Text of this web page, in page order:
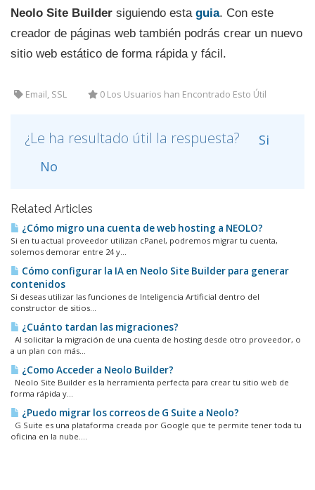
Neolo Site Builder siguiendo esta guia. Con este
creador de páginas web también podrás crear un nuevo
sitio web estático de forma rápida y fácil.
Email, SSL 0 Los Usuarios han Encontrado Esto Útil
¿Le ha resultado útil la respuesta?
Si
No
Related Articles
¿Cómo migro una cuenta de web hosting a NEOLO?
Si en tu actual proveedor utilizan cPanel, podremos migrar tu cuenta,
solemos demorar entre 24 y...
Cómo configurar la IA en Neolo Site Builder para generar
contenidos
Si deseas utilizar las funciones de Inteligencia Artificial dentro del
constructor de sitios...
¿Cuánto tardan las migraciones?
Al solicitar la migración de una cuenta de hosting desde otro proveedor, o
a un plan con más...
¿Como Acceder a Neolo Builder?
Neolo Site Builder es la herramienta perfecta para crear tu sitio web de
forma rápida y...
¿Puedo migrar los correos de G Suite a Neolo?
G Suite es una plataforma creada por Google que te permite tener toda tu
oficina en la nube....